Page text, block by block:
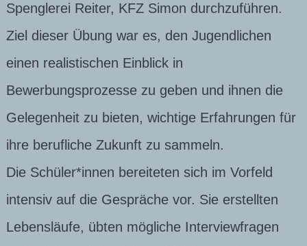
Spenglerei Reiter, KFZ Simon durchzuführen.
Ziel dieser Übung war es, den Jugendlichen
einen realistischen Einblick in
Bewerbungsprozesse zu geben und ihnen die
Gelegenheit zu bieten, wichtige Erfahrungen für
ihre berufliche Zukunft zu sammeln.
Die Schüler*innen bereiteten sich im Vorfeld
intensiv auf die Gespräche vor. Sie erstellten
Lebensläufe, übten mögliche Interviewfragen